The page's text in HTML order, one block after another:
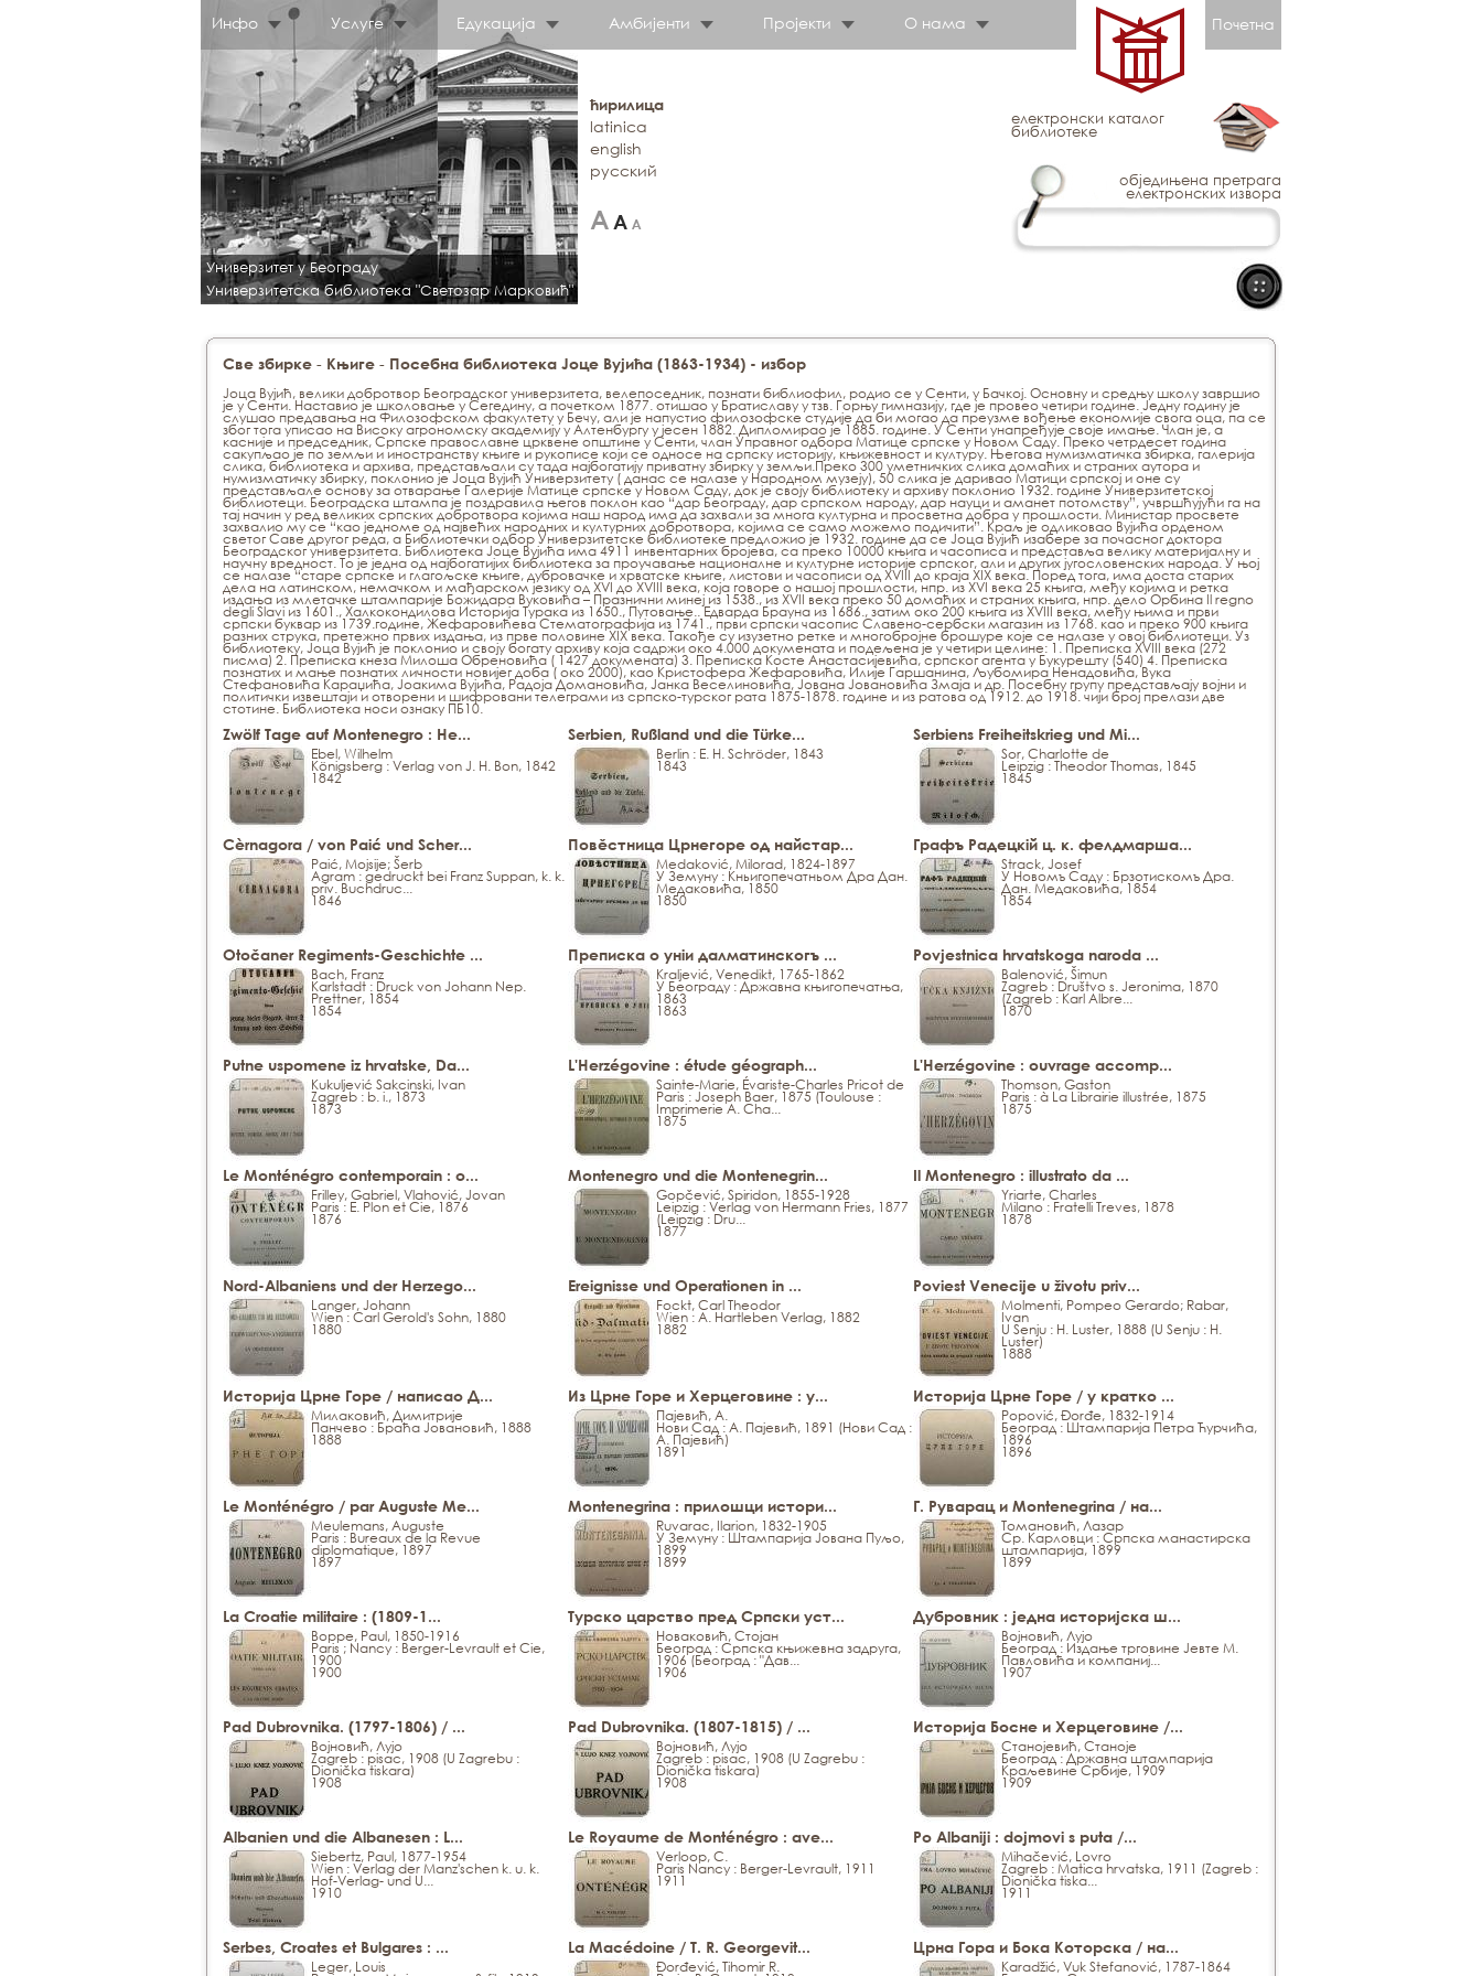
Инфо Услуге Едукација Амбијенти Пројекти О нама Почетна
Универзитет у Београду
Универзитетска библиотека "Светозар Марковић"
ћирилица
latinica
english
русский
електронски каталог
библиотеке
обједињена претрага
електронских извора
Све збирке - Књиге - Посебна библиотека Јоце Вујића (1863-1934) - избор
Јоца Вујић, велики добротвор Београдског универзитета, велепоседник, познати библиофил, родио се у Сенти, у Бачкој. Основну и средњу школу завршио
је у Сенти. Наставио је школовање у Сегедину, а почетком 1877. отишао у Братиславу у тзв. Горњу гимназију, где је провео четири године. Једну годину је
слушао предавања на Филозофском факултету у Бечу, али је напустио филозофске студије да би могао да преузме вођење економије свога оца, па се
због тога уписао на Високу агрономску академију у Алтенбургу у јесен 1882. Дипломирао је 1885. године. У Сенти унапређује своје имање. Члан је, а
касније и председник, Српске православне црквене општине у Сенти, члан Управног одбора Матице српске у Новом Саду. Преко четрдесет година
сакупљао је по земљи и иностранству књиге и рукописе који се односе на српску историју, књижевност и културу. Његова нумизматичка збирка, галерија
слика, библиотека и архива, представљали су тада најбогатију приватну збирку у земљи.Преко 300 уметничких слика домаћих и страних аутора и
нумизматичку збирку, поклонио је Јоца Вујић Универзитету ( данас се налазе у Народном музеју), 50 слика је даривао Матици српској и оне су
представљале основу за отварање Галерије Матице српске у Новом Саду, док је своју библиотеку и архиву поклонио 1932. године Универзитетској
библиотеци. Београдска штампа је поздравила његов поклон као “дар Београду, дар српском народу, дар науци и аманет потомству”, учвршћујући га на
тај начин у ред великих српских добротвора којима наш народ има да захвали за многа културна и просветна добра у прошлости. Министар просвете
захвалио му се “као једноме од највећих народних и културних добротвора, којима се само можемо подичити”. Краљ је одликовао Вујића орденом
светог Саве другог реда, а Библиотечки одбор Универзитетске библиотеке предложио је 1932. године да се Јоца Вујић изабере за почасног доктора
Београдског универзитета. Библиотека Јоце Вујића има 4911 инвентарних бројева, са преко 10000 књига и часописа и представља велику материјалну и
научну вредност. То је једна од најбогатијих библиотека за проучавање националне и културне историје српског, али и других југословенских народа. У њој
се налазе “старе српске и глагољске књиге, дубровачке и хрватске књиге, листови и часописи од XVIII до краја XIX века. Поред тога, има доста старих
дела на латинском, немачком и мађарском језику од XVI до XVIII века, која говоре о нашој прошлости, нпр. из XVI века 25 књига, међу којима и ретка
издања из млетачке штампарије Божидара Вуковића – Празнични минеј из 1538., из XVII века преко 50 домаћих и страних књига, нпр. дело Орбина Il regno
degli Slavi из 1601., Халкокондилова Историја Турака из 1650., Путовање.. Едварда Брауна из 1686., затим око 200 књига из XVIII века, међу њима и први
српски буквар из 1739.године, Жефаровићева Стематографија из 1741., први српски часопис Славено-сербски магазин из 1768. као и преко 900 књига
разних струка, претежно првих издања, из прве половине XIX века. Такође су изузетно ретке и многобројне брошуре које се налазе у овој библиотеци. Уз
библиотеку, Јоца Вујић је поклонио и своју богату архиву која садржи око 4.000 докумената и подељена је у четири целине: 1. Преписка XVIII века (272
писма) 2. Преписка кнеза Милоша Обреновића ( 1427 докумената) 3. Преписка Косте Анастасијевића, српског агента у Букурешту (540) 4. Преписка
познатих и мање познатих личности новијег доба ( око 2000), као Кристофера Жефаровића, Илије Гаршанина, Љубомира Ненадовића, Вука
Стефановића Караџића, Јоакима Вујића, Радоја Домановића, Јанка Веселиновића, Јована Јовановића Змаја и др. Посебну групу представљају војни и
политички извештаји и отворени и шифровани телеграми из српско-турског рата 1875-1878. године и из ратова од 1912. до 1918. чији број прелази две
стотине. Библиотека носи ознаку ПБ10.
Zwölf Tage auf Montenegro : He...
Ebel, Wilhelm
Königsberg : Verlag von J. H. Bon, 1842
1842
Serbien, Rußland und die Türke...
Berlin : E. H. Schröder, 1843
1843
Serbiens Freiheitskrieg und Mi...
Sor, Charlotte de
Leipzig : Theodor Thomas, 1845
1845
Cèrnagora / von Paić und Scher...
Paić, Mojsije; Šerb
Agram : gedruckt bei Franz Suppan, k. k.
priv. Buchdruc...
1846
Повěстница Црнегоре од найстар...
Medaković, Milorad, 1824-1897
У Земуну : Кньигопечатньом Дра Дан.
Медаковића, 1850
1850
Графъ Радецкій ц. к. фелдмарша...
Strack, Josef
У Новомъ Саду : Брзотискомъ Дра.
Дан. Медаковића, 1854
1854
Otočaner Regiments-Geschichte ...
Bach, Franz
Karlstadt : Druck von Johann Nep.
Prettner, 1854
1854
Преписка о уніи далматинскогъ ...
Kraljević, Venedikt, 1765-1862
У Београду : Државна књигопечатња,
1863
1863
Povjestnica hrvatskoga naroda ...
Balenović, Šimun
Zagreb : Društvo s. Jeronima, 1870
(Zagreb : Karl Albre...
1870
Putne uspomene iz hrvatske, Da...
Kukuljević Sakcinski, Ivan
Zagreb : b. i., 1873
1873
L'Herzégovine : étude géograph...
Sainte-Marie, Évariste-Charles Pricot de
Paris : Joseph Baer, 1875 (Toulouse :
Imprimerie A. Cha...
1875
L'Herzégovine : ouvrage accomp...
Thomson, Gaston
Paris : à La Librairie illustrée, 1875
1875
Le Monténégro contemporain : o...
Frilley, Gabriel, Vlahović, Jovan
Paris : E. Plon et Cie, 1876
1876
Montenegro und die Montenegrin...
Gopčević, Spiridon, 1855-1928
Leipzig : Verlag von Hermann Fries, 1877
(Leipzig : Dru...
1877
Il Montenegro : illustrato da ...
Yriarte, Charles
Milano : Fratelli Treves, 1878
1878
Nord-Albaniens und der Herzego...
Langer, Johann
Wien : Carl Gerold's Sohn, 1880
1880
Ereignisse und Operationen in ...
Fockt, Carl Theodor
Wien : A. Hartleben Verlag, 1882
1882
Poviest Venecije u životu priv...
Molmenti, Pompeo Gerardo; Rabar,
Ivan
U Senju : H. Luster, 1888 (U Senju : H.
Luster)
1888
Историја Црне Горе / написао Д...
Милаковић, Димитрије
Панчево : Браћа Јовановић, 1888
1888
Из Црне Горе и Херцеговине : у...
Пајевић, А.
Нови Сад : А. Пајевић, 1891 (Нови Сад :
А. Пајевић)
1891
Историја Црне Горе / у кратко ...
Popović, Đorđe, 1832-1914
Београд : Штампарија Петра Ћурчића,
1896
1896
Le Monténégro / par Auguste Me...
Meulemans, Auguste
Paris : Bureaux de la Revue
diplomatique, 1897
1897
Montenegrina : прилошци истори...
Ruvarac, Ilarion, 1832-1905
У Земуну : Штампарија Јована Пуљо,
1899
1899
Г. Руварац и Montenegrina / на...
Томановић, Лазар
Ср. Карловци : Српска манастирска
штампарија, 1899
1899
La Croatie militaire : (1809-1...
Boppe, Paul, 1850-1916
Paris ; Nancy : Berger-Levrault et Cie,
1900
1900
Турско царство пред Српски уст...
Новаковић, Стојан
Београд : Српска књижевна задруга,
1906 (Београд : "Дав...
1906
Дубровник : једна историјска ш...
Војновић, Лујо
Београд : Издање трговине Јевте М.
Павловића и компаниј...
1907
Pad Dubrovnika. (1797-1806) / ...
Војновић, Лујо
Zagreb : pisac, 1908 (U Zagrebu :
Dionička tiskara)
1908
Pad Dubrovnika. (1807-1815) / ...
Војновић, Лујо
Zagreb : pisac, 1908 (U Zagrebu :
Dionička tiskara)
1908
Историја Босне и Херцеговине /...
Станојевић, Станоје
Београд : Државна штампарија
Краљевине Србије, 1909
1909
Albanien und die Albanesen : L...
Siebertz, Paul, 1877-1954
Wien : Verlag der Manz'schen k. u. k.
Hof-Verlag- und U...
1910
Le Royaume de Monténégro : ave...
Verloop, C.
Paris Nancy : Berger-Levrault, 1911
1911
Po Albaniji : dojmovi s puta /...
Mihačević, Lovro
Zagreb : Matica hrvatska, 1911 (Zagreb :
Dionička tiska...
1911
Serbes, Croates et Bulgares : ...
Leger, Louis
La Macédoine / T. R. Georgevit...
Đorđević, Tihomir R.
Црна Гора и Бока Которска / на...
Karadžić, Vuk Stefanović, 1787-1864